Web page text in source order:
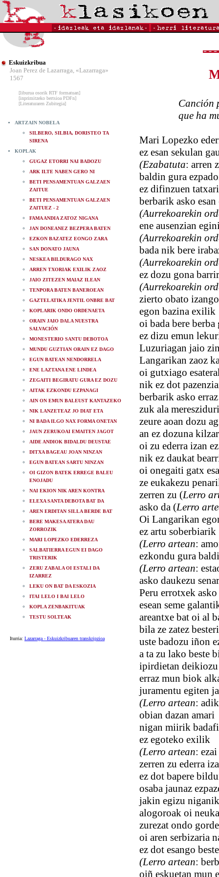
Eskuizkribua
Joan Perez de Lazarraga, «Lazarraga»
1567
[liburua osorik RTF formatuan]
[inprimitzeko bertsioa PDFn]
[Literaturaren Zubitegia]
ARTZAIN NOBELA
SILBERO, SILBIA, DORISTEO TA
SIRENA
KOPLAK
GUGAZ ETORRI NAI BADOZU
ARK ILTE NABEN GERO NI
BETI PENSAMENTUAN GALZAEN
ZAITUE
BETI PENSAMENTUAN GALZAEN
ZAITUEZ - 2
FAMA ANDIA ZATOZ NIGANA
JAN DONEANEZ BEZPERA BATEN
EZKON BAZATEZ EONGO ZARA
SAN DONATO JAUNA
NESKEA BILDURAGO NAX
ARREN TXORIAK EXILIK ZAOZ
JAIO ZITEZEN MAIAZ ILEAN
TENPORA BATEN BANEROEAN
GAZTELATIKA JENTIL ONBRE BAT
KOPLARIK ONDO ORDENAETA
ORAIN JAIO DALA NUESTRA
SALVACIÓN
MONESTERIO SANTU DEBOTOA
MUNDU GUZTIAN ORAIN EZ DAGO
EGUN BATEAN NENDORRELA
ENE LAZTANA ENE LINDEA
ZEGAITI BEGIRATU GURA EZ DOZU
AITAK EZKONDU EZPANAGI
AIN ON EMUN BALEUST KANTAZEKO
NIK LANZETEAZ JO DIAT ETA
NI BADA ILGO NAX FORMA ONETAN
JAUN ZERUKOAI EMAITEN JAGOT
AIDE ANDIOK BIDALDU DEUSTAE
DITXA BAGEAU JOAN NINZAN
EGUN BATEAN SARTU NINZAN
OI GIZON BATEK ERREGE BALEU
ENOJADU
NAI EKION NIK AREN KONTRA
ELEXA SANTA DEBOTA BAT DA
AREN ERDITAN SILLA BERDE BAT
BERE MAKESA ATERA DAU
ZORROZIK
MARI LOPEZKO EDERREZA
SALBATIERRA EGUN EI DAGO
TRISTERIK
ZERU ZABALA OI ESTALI DA
IZARREZ
LEKU ON BAT DA ESKOZIA
ITAI LELO I BAI LELO
KOPLA ZENBAKITUAK
TESTU SOLTEAK
Iturria: Lazarraga - Eskuizkribuaren transkripzioa
Canción para
que ha
Mari Lopezko
ez esan sekulan
(Ezabatuta: arren
baldin gura
ez difinzuen
berbarik asko
(Aurrekoarekin
ene ausenzian
(Aurrekoarekin
bada nik bere
(Aurrekoarekin
ez dozu gona
(Aurrekoarekin
zierto obato
egon bazina exilik
oi bada bere berba
ez dizu emun
Luzuriagan jaio
Langarikan zaoz
oi gutxiago
nik ez dot
berbarik asko
zuk ala
zeure aoan dozu
an ez dozuna
oi zu ederra izan
nik ez daukat
oi onegaiti gatx
ze eukakezu
zerren zu (Lerro
asko da (Lerro
Oi Langarikan
ez artu soberbiarik
(Lerro artean:
ezkondu gura
(Lerro artean:
asko daukezu
Peru errotxek
esean seme
areantxe bat oi al
bila ze zatez
uste badozu iñon
a ta zu lako beste
ipirdietan deikiozu
erraz mun biok
juramentu egiten
(Lerro artean:
obian dazan amari
nigan miirik
ez egoteko exilik
(Lerro artean:
zerren zu ederra
ez dot bapere
osaba jaunaz
jakin egizu niganik
alogoroak oi
zurezat ondo
oi aren serbizaria
ez dot esango
(Lerro artean:
oiñ eskuetan mun